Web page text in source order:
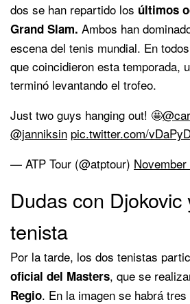
dos se han repartido los últimos
Grand Slam. Ambos han
escena del tenis mundial. En
que coincidieron esta temporada,
terminó levantando el trofeo.
Just two guys hanging out! 🤩
@janniksin pic.twitter.com/
— ATP Tour (@atptour)
Dudas con Djokovic
tenista
Por la tarde, los dos tenistas
oficial del Masters, que se
Regio. En la imagen se habrá